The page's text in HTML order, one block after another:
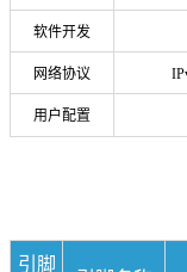
软件开发
网络协议
用户配置
引脚